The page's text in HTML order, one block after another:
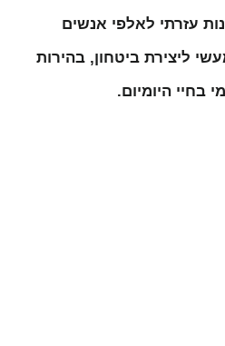
ליצירת ביטחון, בהירות
בחיי היומיום.